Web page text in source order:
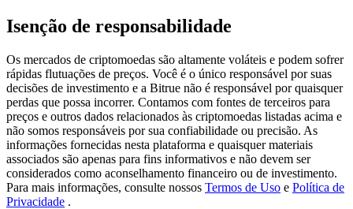
Exclusive for BitMart Users
Register & Trade to Win 500,000 USDT
Precious Metals Trading Carnival
Trade Gold & Silver · 33,333 USDT Bonus
Isenção de responsabilidade
Os mercados de criptomoedas são altamente voláteis e podem sofrer
rápidas flutuações de preços. Você é o único responsável por suas
decisões de investimento e a Bitrue não é responsável por quaisquer
perdas que possa incorrer. Contamos com fontes de terceiros para
preços e outros dados relacionados às criptomoedas listadas acima e
não somos responsáveis por sua confiabilidade ou precisão. As
informações fornecidas nesta plataforma e quaisquer materiais
associados são apenas para fins informativos e não devem ser
considerados como aconselhamento financeiro ou de investimento.
Para mais informações, consulte nossos Termos de Uso e Política de
Privacidade .